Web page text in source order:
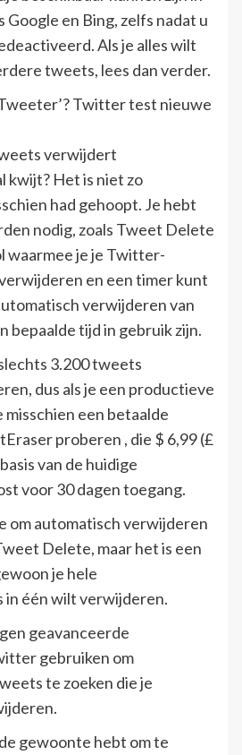
Google en Bing, zelfs nadat u
Als je alles wilt
tweets, lees dan verder.
Twitter test nieuwe
verwijdert
kwijt? Het is niet zo
had gehoopt. Je hebt
nodig, zoals Tweet Delete
waarmee je je Twitter-
en een timer kunt
verwijderen van
bepaalde tijd in gebruik zijn.
3.200 tweets
dus als je een productieve
een betaalde
proberen , die $ 6,99 (£
van de huidige
voor 30 dagen toegang.
om automatisch verwijderen
Delete, maar het is een
je hele
één wilt verwijderen.
geavanceerde
gebruiken om
te zoeken die je
gewoonte hebt om te